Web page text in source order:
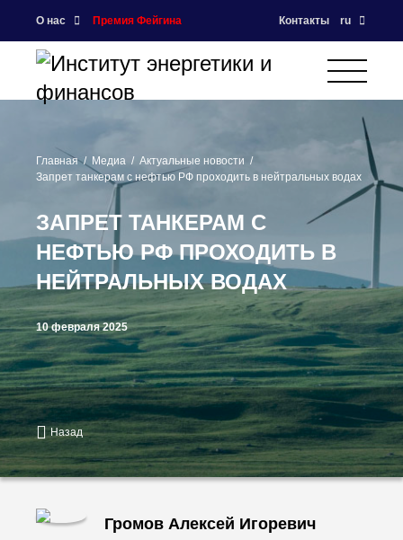
О нас Премия Фейгина Контакты ru
Главная Медиа
Актуальные новости
Запрет танкерам с нефтью РФ проходить в нейтральных водах
ЗАПРЕТ ТАНКЕРАМ С
НЕФТЬЮ РФ ПРОХОДИТЬ В
НЕЙТРАЛЬНЫХ ВОДАХ
10 февраля 2025
Назад
Громов Алексей Игоревич